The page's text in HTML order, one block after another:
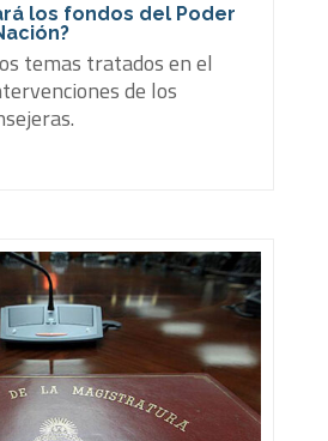
los fondos del Poder
temas tratados en el
de los